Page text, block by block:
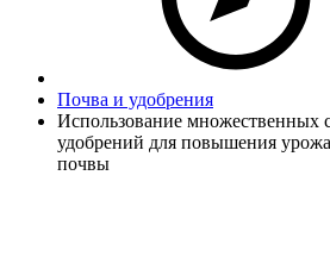
Почва и удобрения
Использование множественных
удобрений для повышения
почвы